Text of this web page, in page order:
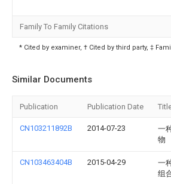
Family To Family Citations
* Cited by examiner, † Cited by third party, ‡
Similar Documents
Publication Publication Date
CN103211892B 2014-07-23
一
物
CN103463404B 2015-04-29
一
组